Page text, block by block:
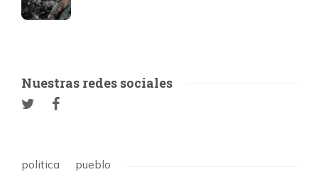
Nuestras redes sociales
politica pueblo